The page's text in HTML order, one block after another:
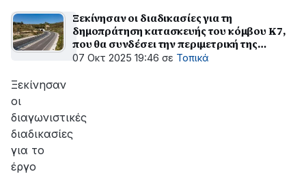
Ξεκίνησαν οι διαδικασίες για τη
δημοπράτηση κατασκευής του κόμβου Κ7,
που θα συνδέσει την περιμετρική της
Πάτρας με την Πατρών - Τριπόλεως
07 Οκτ 2025 19:46 σε Τοπικά
Ξεκίνησαν
οι
διαγωνιστικές
διαδικασίες
για το
έργο